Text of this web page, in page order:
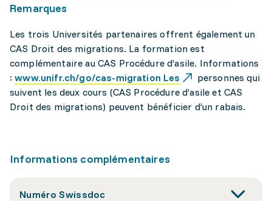
Remarques
Les trois Universités partenaires offrent également un
CAS Droit des migrations. La formation est
complémentaire au CAS Procédure d’asile. Informations
:www.unifr.ch/go/cas-migration Les
personnes qui
suivent les deux cours (CAS Procédure d’asile et CAS
Droit des migrations) peuvent bénéficier d’un rabais.
Informations complémentaires
Numéro Swissdoc